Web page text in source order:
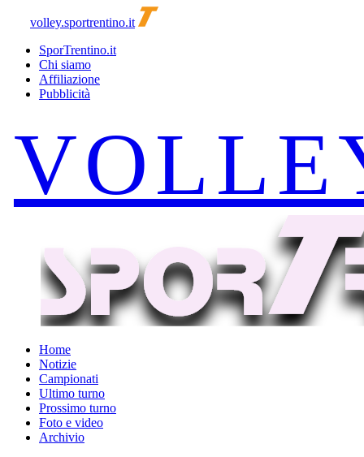
volley.sportrentino.it
SporTrentino.it
Chi siamo
Affiliazione
Pubblicità
Home
Notizie
Campionati
Ultimo turno
Prossimo turno
Foto e video
Archivio